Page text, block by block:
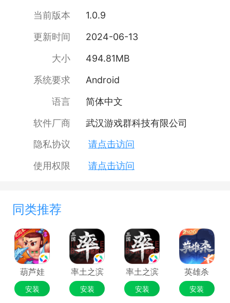
当前版本
1.0.9
更新时间
2024-06-13
大小
494.81MB
系统要求
Android
语言
简体中文
软件厂商
武汉游戏群科技有限公司
隐私协议
请点击访问
使用权限
请点击访问
同类推荐
葫芦娃
安装
率土之滨
安装
率土之滨
安装
英雄杀
安装